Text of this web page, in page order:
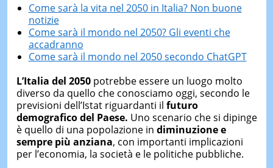
Come sarà la vita nel 2050 in Italia? Non buone
notizie
Come sarà il mondo nel 2050? Gli eventi che
accadranno
Come sarà il mondo nel 2050 secondo ChatGPT
L’Italia del 2050potrebbe essere un luogo molto
diverso da quello che conosciamo oggi, secondo le
previsioni dell’Istat riguardanti il futuro
demografico del Paese. Uno scenario che si dipinge
è quello di una popolazione in diminuzione e
sempre più anziana, con importanti implicazioni
per l’economia, la società e le politiche pubbliche.